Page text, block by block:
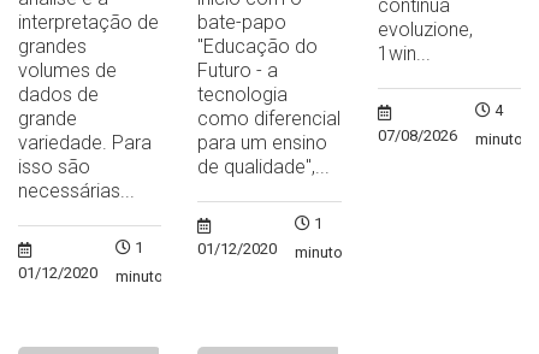
interpretação de
grandes
volumes de
dados de
grande
variedade. Para
isso são
necessárias...
01/12/2020
1
minuto
bate-papo
"Educação do
Futuro - a
tecnologia
como diferencial
para um ensino
de qualidade",...
01/12/2020
1
minuto
continua
evoluzione,
1win...
07/08/2026
4
minutos